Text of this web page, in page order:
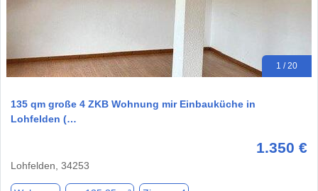
1 / 20
135 qm große 4 ZKB Wohnung mir Einbauküche in
Lohfelden (…
1.350 €
Lohfelden, 34253